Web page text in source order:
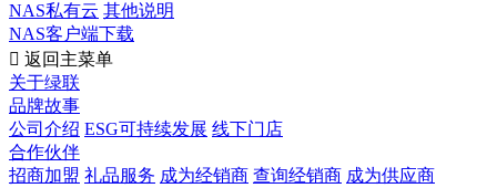
NAS私有云 其他说明
NAS客户端下载
 返回主菜单
关于绿联
品牌故事
公司介绍 ESG可持续发展 线下门店
合作伙伴
招商加盟 礼品服务 成为经销商 查询经销商 成为供应商